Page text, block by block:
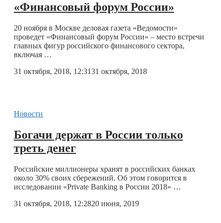
«Финансовый форум России»
20 ноября в Москве деловая газета «Ведомости»
проведет «Финансовый форум России» – место встречи
главных фигур российского финансового сектора,
включая …
31 октября, 2018, 12:3131 октября, 2018
Новости
Богачи держат в России только
треть денег
Российские миллионеры хранят в российских банках
около 30% своих сбережений. Об этом говорится в
исследовании «Private Banking в России 2018» …
31 октября, 2018, 12:2820 июня, 2019